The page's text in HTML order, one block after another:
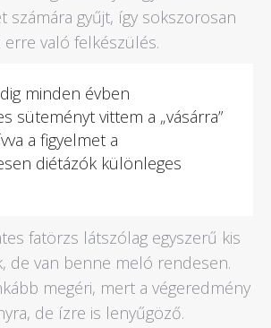
számára gyűjt, így sokszorosan
erre való felkészülés.
minden évben
süteményt vittem a „vásárra”
a figyelmet a
diétázók különleges
fatörzs látszólag egyszerű kis
de van benne meló rendesen.
megéri, mert a végeredmény
de ízre is lenyűgöző.